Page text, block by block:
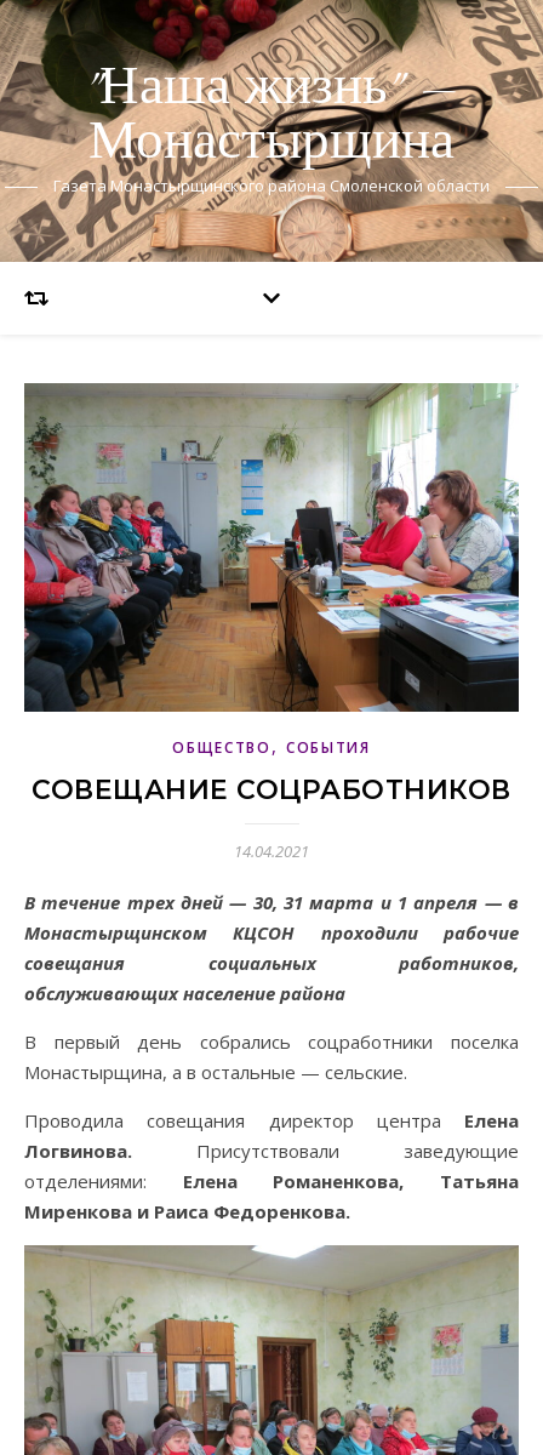
"Наша жизнь" —
Монастырщина
Газета Монастырщинского района Смоленской области
ОБЩЕСТВО , СОБЫТИЯ
СОВЕЩАНИЕ СОЦРАБОТНИКОВ
14.04.2021
В течение трех дней — 30, 31 марта и 1 апреля — в
Монастырщинском КЦСОН проходили рабочие
совещания социальных работников,
обслуживающих население района
В первый день собрались соцработники поселка
Монастырщина, а в остальные — сельские.
Проводила совещания директор центра Елена
Логвинова. Присутствовали заведующие
отделениями: Елена Романенкова, Татьяна
Миренкова и Раиса Федоренкова.